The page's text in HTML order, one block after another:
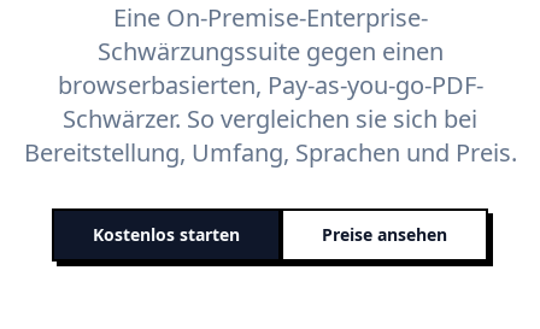
Eine On-Premise-Enterprise-
Schwärzungssuite gegen einen
browserbasierten, Pay-as-you-go-PDF-
Schwärzer. So vergleichen sie sich bei
Bereitstellung, Umfang, Sprachen und Preis.
Kostenlos starten Preise ansehen